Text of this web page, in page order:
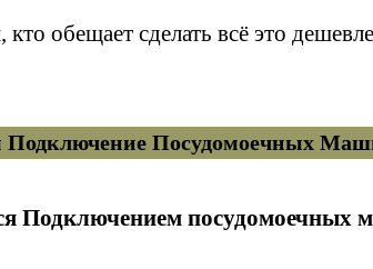
кто обещает сделать всё это
Подключение Посудомоечных
Подключением посудомоечных